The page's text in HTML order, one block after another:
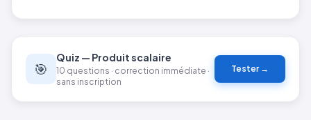
🎯
Quiz — Produit scalaire
10 questions · correction immédiate ·
sans inscription
Tester →